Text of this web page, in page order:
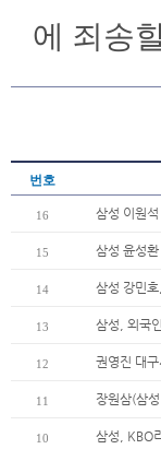
에 죄송
번호
16 삼성 이원
15 삼성 윤성
14 삼성 강민
13 삼성, 외국
12 권영진 대
11 장원삼(삼
10 삼성, KBO